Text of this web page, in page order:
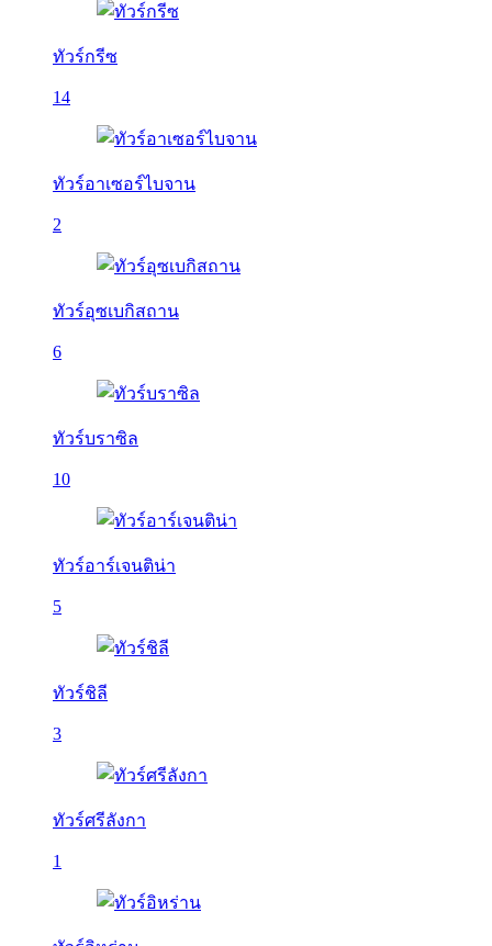
ทัวร์กรีซ
14
ทัวร์อาเซอร์ไบจาน
2
ทัวร์อุซเบกิสถาน
6
ทัวร์บราซิล
10
ทัวร์อาร์เจนติน่า
5
ทัวร์ชิลี
3
ทัวร์ศรีลังกา
1